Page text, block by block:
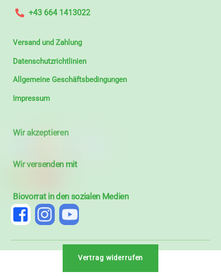
+43 664 1413022
Versand und Zahlung
Datenschutzrichtlinien
Allgemeine Geschäftsbedingungen
Impressum
Wir akzeptieren
Wir versenden mit
Biovorrat in den sozialen Medien
Vertrag widerrufen